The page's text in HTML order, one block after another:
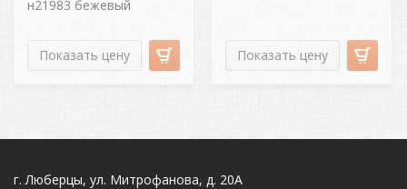
н21983 бежевый
Показать цену Показать цену
г. Люберцы, ул. Митрофанова, д. 20А